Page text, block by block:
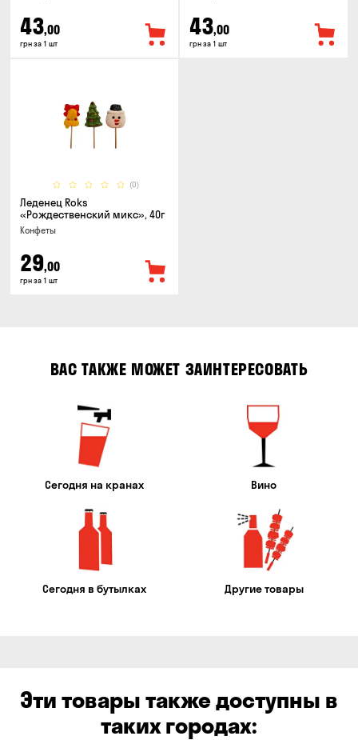
43,00
грн за 1 шт
43,00
грн за 1 шт
(0)
Леденец Roks
«Рождественский микс», 40г
Конфеты
29,00
грн за 1 шт
ВАС ТАКЖЕ МОЖЕТ ЗАИНТЕРЕСОВАТЬ
Сегодня на кранах Вино
Сегодня в бутылках Другие товары
Эти товары также доступны в
таких городах: